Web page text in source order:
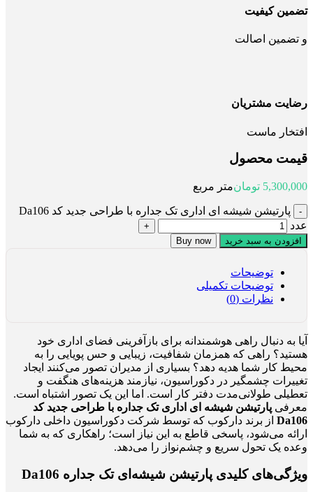
تضمین کیفیت
و تضمین اصالت
رضایت مشتریان
افتخار ماست
قیمت محصول
5,300,000 تومانمتر مربع
پارتیشن شیشه ای اداری تک جداره با طراحی جدید کد Da106
عدد
افزودن به سبد خرید Buy now
توضیحات
توضیحات تکمیلی
نظرات (0)
آیا به دنبال راهی هوشمندانه برای بازآفرینی فضای اداری خود
هستید؟ راهی که همزمان شفافیت، زیبایی و حس پویایی را به
محیط کار شما هدیه دهد؟ بسیاری از مدیران تصور می‌کنند ایجاد
تغییرات چشمگیر در دکوراسیون، نیازمند هزینه‌های هنگفت و
تعطیلی طولانی‌مدت دفتر کار است. اما این یک تصور اشتباه است.
معرفی پارتیشن شیشه ای اداری تک جداره با طراحی جدید کد
Da106 از برند دارکوب که توسط شرکت دکوراسیون داخلی دارکوب
ارائه می‌شود، پاسخی قاطع به این نیاز است؛ راهکاری که به شما
وعده یک تحول سریع و چشم‌نواز را می‌دهد.
ویژگی‌های کلیدی پارتیشن شیشه‌ای تک جداره Da106